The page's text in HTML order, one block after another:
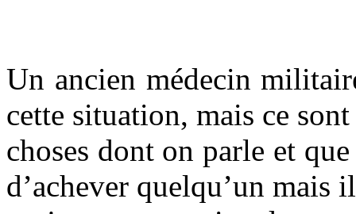
Un ancien médecin
cette situation, mais ce sont
choses dont on parle et
d’achever quelqu’un mais